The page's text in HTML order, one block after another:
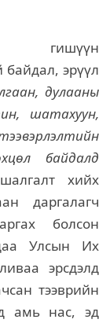
эрүүл
дулааны
шатахуун,
байдалд
хийх
даргалагч
болсон
Улсын Их
эрсдэлд
тээврийн
амь нас, эд